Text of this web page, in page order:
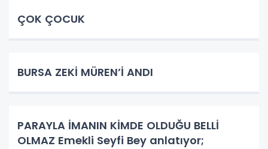
ÇOK ÇOCUK
BURSA ZEKİ MÜREN’İ ANDI
PARAYLA İMANIN KİMDE OLDUĞU BELLİ
OLMAZ Emekli Seyfi Bey anlatıyor;